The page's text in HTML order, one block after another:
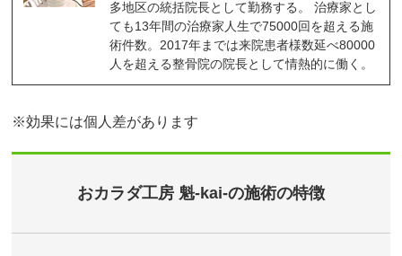
多地区の統括院長として勤務する。 治療家とし
ても13年間の治療家人生で75000回を超える施
術件数。2017年までは来院患者様数延べ80000
人を超える整骨院の院長として情熱的に働く。
※効果には個人差があります
おカラダ工房 魁-kai-の施術の特徴